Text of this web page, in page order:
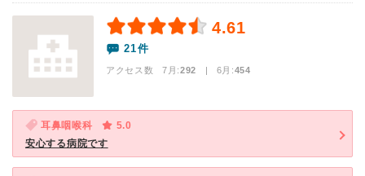
4.61
21件
アクセス数 7月:292 | 6月:454
耳鼻咽喉科
5.0
安心する病院です